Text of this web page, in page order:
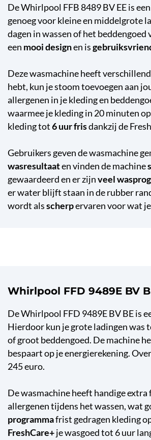
De Whirlpool FFB 8489 BV EE is
genoeg voor kleine en middelgrote
dagen in wassen of het
een mooi designen is
Deze wasmachine heeft
hebt, kun je stoom toevoegen aan
allergenen in je kleding en
waarmee je kleding in 20 minuten
kleding tot6 uur frisdankzij de
Gebruikers geven de wasmachine
wasresultaaten vinden de machine
gewaardeerd en er zijnveel
er water blijft staan in de rubber
wordt alsscherpervaren voor wat
Whirlpool FFD 9489E BV
De Whirlpool FFD 9489E BV BE is
Hierdoor kun je grote ladingen was
of groot beddengoed. De machine
bespaart op je energierekening.
245 euro.
De wasmachine heeft handige
allergenen tijdens het wassen, wat
programmafrist gedragen kleding
FreshCare+je wasgoed tot 6 uur